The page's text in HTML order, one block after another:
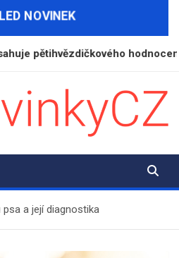
NOVINEK
hodnocení v
psa a její diagnostika